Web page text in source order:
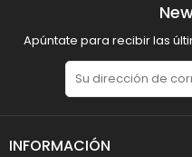
Apúntate para recibir las
INFORMACIÓN